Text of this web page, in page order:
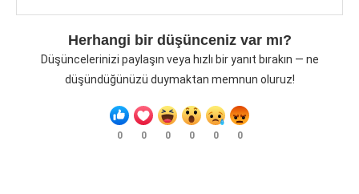
Herhangi bir düşünceniz var mı?
Düşüncelerinizi paylaşın veya hızlı bir yanıt bırakın — ne
düşündüğünüzü duymaktan memnun oluruz!
0 0 0 0 0 0